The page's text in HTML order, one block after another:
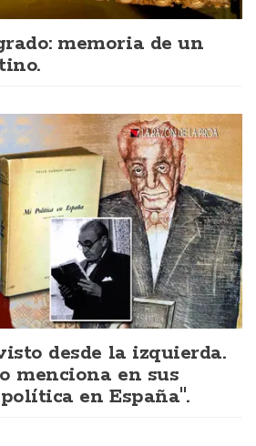
memoria de un
desde la izquierda.
menciona en sus
en España".